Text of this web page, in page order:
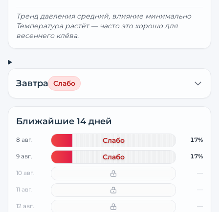
Тренд давления средний, влияние минимально
Температура растёт — часто это хорошо для
весеннего клёва.
Завтра Слабо
Ближайшие 14 дней
8 авг. Слабо 17%
9 авг. Слабо 17%
10 авг. —
11 авг. —
12 авг. —